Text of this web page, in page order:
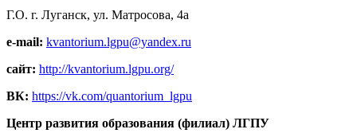
Г.О. г. Луганск, ул. Матросова, 4а
e-mail: kvantorium.lgpu@yandex.ru
сайт: http://kvantorium.lgpu.org/
ВК: https://vk.com/quantorium_lgpu
Центр развития образования (филиал) ЛГПУ